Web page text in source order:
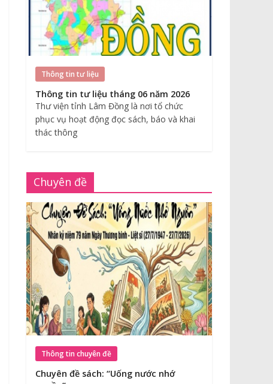
Thông tin tư liệu
Thông tin tư liệu tháng 06 năm 2026
Thư viện tỉnh Lâm Đồng là nơi tổ chức
phục vụ hoạt động đọc sách, báo và khai
thác thông
Chuyên đề
Thông tin chuyên đề
Chuyên đề sách: “Uống nước nhớ